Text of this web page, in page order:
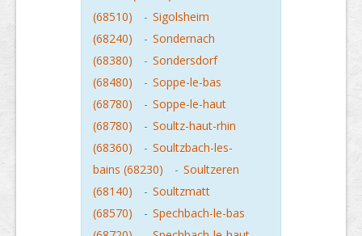
(68510)
- Sigolsheim
(68240)
- Sondernach
(68380)
- Sondersdorf
(68480)
- Soppe-le-bas
(68780)
- Soppe-le-haut
(68780)
- Soultz-haut-rhin
(68360)
- Soultzbach-les-
bains (68230)
- Soultzeren
(68140)
- Soultzmatt
(68570)
- Spechbach-le-bas